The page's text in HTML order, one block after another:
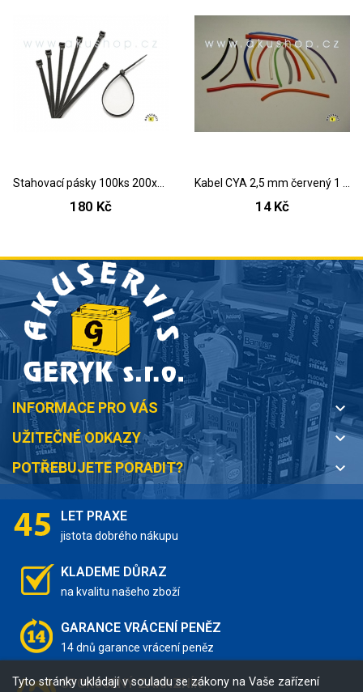
Stahovací pásky 100ks 200x7,5 mm
180 Kč
Kabel CYA 2,5 mm červený 1 metr
14 Kč
INFORMACE PRO VÁS keyboard_arrow_down
UŽITEČNÉ ODKAZY keyboard_arrow_down
POTŘEBUJETE PORADIT? keyboard_arrow_down
Tyto stránky ukládají v souladu se zákony na Vaše zařízení
LET PRAXE
jistota dobrého nákupu
KLADEME DŮRAZ
na kvalitu našeho zboží
GARANCE VRÁCENÍ PENĚZ
14 dnů garance vrácení peněz
SPOKOJENÝ ZÁKAZNÍK